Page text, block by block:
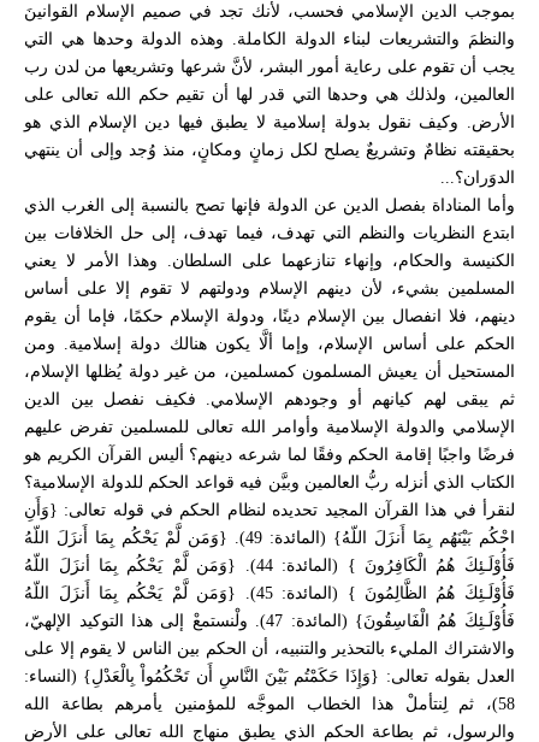
بموجب الدين الإسلامي فحسب، لأنك تجد في صميم الإسلام القوانينَ
والنظمَ والتشريعات لبناء الدولة الكاملة. وهذه الدولة وحدها هي التي
يجب أن تقوم على رعاية أمور البشر، لأنَّ شرعها وتشريعها من لدن رب
العالمين، ولذلك هي وحدها التي قدر لها أن تقيم حكم الله تعالى على
الأرض. وكيف نقول بدولة إسلامية لا يطبق فيها دين الإسلام الذي هو
بحقيقته نظامٌ وتشريعٌ يصلح لكل زمانٍ ومكانٍ، منذ وُجد وإلى أن ينتهي
الدوَران؟...
وأما المناداة بفصل الدين عن الدولة فإنها تصح بالنسبة إلى الغرب الذي
ابتدع النظريات والنظم التي تهدف، فيما تهدف، إلى حل الخلافات بين
الكنيسة والحكام، وإنهاء تنازعهما على السلطان. وهذا الأمر لا يعني
المسلمين بشيء، لأن دينهم الإسلام ودولتهم لا تقوم إلا على أساس
دينهم، فلا انفصال بين الإسلام دينًا، ودولة الإسلام حكمًا، فإما أن يقوم
الحكم على أساس الإسلام، وإما ألَّا يكون هنالك دولة إسلامية. ومن
المستحيل أن يعيش المسلمون كمسلمين، من غير دولة يُظلها الإسلام،
ثم يبقى لهم كيانهم أو وجودهم الإسلامي. فكيف نفصل بين الدين
الإسلامي والدولة الإسلامية وأوامر الله تعالى للمسلمين تفرض عليهم
فرضًا واجبًا إقامة الحكم وفقًا لما شرعه دينهم؟ أليس القرآن الكريم هو
الكتاب الذي أنزله ربُّ العالمين وبيَّن فيه قواعد الحكم للدولة الإسلامية؟
لنقرأ في هذا القرآن المجيد تحديده لنظام الحكم في قوله تعالى: {وَأَنِ
احْكُم بَيْنَهُم بِمَا أَنزَلَ اللّهُ} (المائدة: 49). {وَمَن لَّمْ يَحْكُم بِمَا أَنزَلَ اللّهُ
فَأُوْلَـئِكَ هُمُ الْكَافِرُونَ } (المائدة: 44). {وَمَن لَّمْ يَحْكُم بِمَا أنزَلَ اللّهُ
فَأُوْلَـئِكَ هُمُ الظَّالِمُونَ } (المائدة: 45). {وَمَن لَّمْ يَحْكُم بِمَا أَنزَلَ اللّهُ
فَأُوْلَـئِكَ هُمُ الْفَاسِقُونَ} (المائدة: 47). ولْنستمعْ إلى هذا التوكيد الإلهيّ،
والاشتراك المليء بالتحذير والتنبيه، أن الحكم بين الناس لا يقوم إلا على
العدل بقوله تعالى: {وَإِذَا حَكَمْتُم بَيْنَ النَّاسِ أَن تَحْكُمُواْ بِالْعَدْلِ} (النساء:
58)، ثم لِنتأملْ هذا الخطاب الموجَّه للمؤمنين يأمرهم بطاعة الله
والرسول، ثم بطاعة الحكم الذي يطبق منهاج الله تعالى على الأرض